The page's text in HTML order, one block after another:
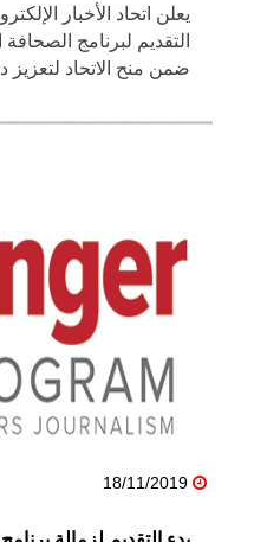
يعلن اتحاد الأخبار
التقديم لبرنامج الصحافة
ضمن منح الاتحاد لتعزيز